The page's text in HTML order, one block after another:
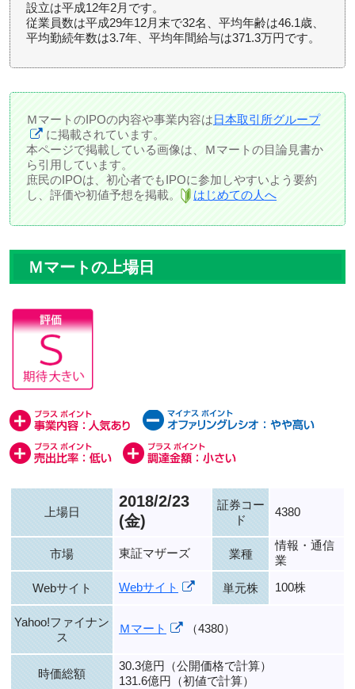
設立は平成12年2月です。
従業員数は平成29年12月末で32名、平均年齢は46.1歳、
平均勤続年数は3.7年、平均年間給与は371.3万円です。
ＭマートのIPOの内容や事業内容は日本取引所グループ
に掲載されています。
本ページで掲載している画像は、Ｍマートの目論見書か
ら引用しています。
庶民のIPOは、初心者でもIPOに参加しやすいよう要約
し、評価や初値予想を掲載。
はじめての人へ
Ｍマートの上場日
上場日
2018/2/23
(金)
証券コー
ド
4380
市場 東証マザーズ 業種
情報・通信
業
Webサイト Webサイト 単元株 100株
Yahoo!ファイナン
ス
Ｍマート （4380）
時価総額
30.3億円（公開価格で計算）
131.6億円（初値で計算）